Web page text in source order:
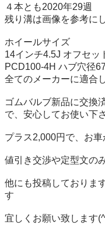
４本とも2020年29週
残り溝は画像を参考に
ホイールサイズ
14インチ4.5J オフセッ
PCD100-4H ハブ穴径
全てのメーカーに適合
ゴムバルブ新品に交換
で、安心してお使い下
プラス2,000円で、お
値引き交渉や定型文の
他にも投稿しておりま
す
宜しくお願い致します